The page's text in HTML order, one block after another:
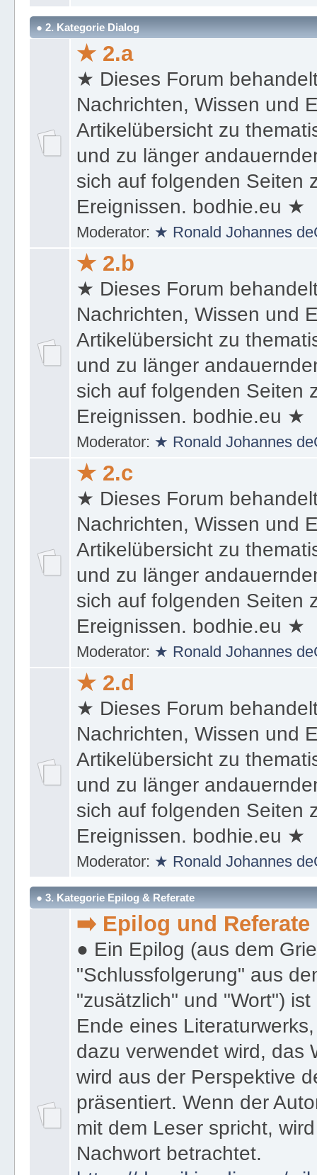
● 2. Kategorie Dialog
★ 2.a
★ Dieses Forum
Nachrichten, Wissen und
Artikelübersicht zu
und zu länger
sich auf folgenden Seiten
Ereignissen. bodhie.eu ★
Moderator: ★ Ronald Johannes
★ 2.b
★ Dieses Forum
Nachrichten, Wissen und
Artikelübersicht zu
und zu länger
sich auf folgenden Seiten
Ereignissen. bodhie.eu ★
Moderator: ★ Ronald Johannes
★ 2.c
★ Dieses Forum
Nachrichten, Wissen und
Artikelübersicht zu
und zu länger
sich auf folgenden Seiten
Ereignissen. bodhie.eu ★
Moderator: ★ Ronald Johannes
★ 2.d
★ Dieses Forum
Nachrichten, Wissen und
Artikelübersicht zu
und zu länger
sich auf folgenden Seiten
Ereignissen. bodhie.eu ★
Moderator: ★ Ronald Johannes
● 3. Kategorie Epilog & Referate
➡️ Epilog und Referate
● Ein Epilog (aus dem
"Schlussfolgerung" aus
"zusätzlich" und "Wort")
Ende eines
dazu verwendet wird, das
wird aus der Perspektive
präsentiert. Wenn der
mit dem Leser spricht,
Nachwort betrachtet.